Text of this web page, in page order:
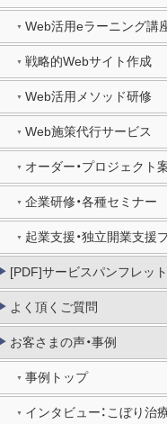
Web活用eラーニング講
戦略的Webサイト作成
Web活用メソッド研修
Web施策代行サービス
オーダー・プロジェクト
企業研修・各種セミナー
起業支援・独立開業支援
[PDF]サービスパンフレット
よく頂くご質問
お客さまの声・事例
事例トップ
インタビュー：こぼり治